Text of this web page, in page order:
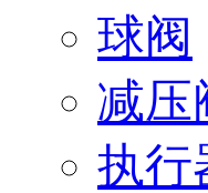
球阀
减压
执行